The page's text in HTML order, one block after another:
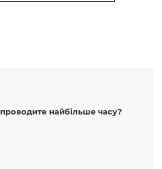
найбільше часу?